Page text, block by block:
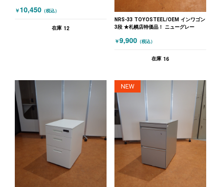
￥ 10,450 （税込）
在庫 12
NRS-33 TOYOSTEEL/OEM インワゴン
3段 ★札幌店特価品！ ニューグレー
￥9,900 （税込）
在庫 16
NEW